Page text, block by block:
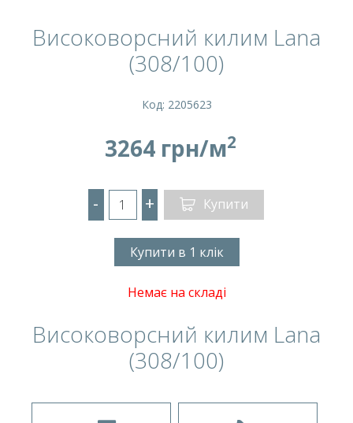
Високоворсний килим Lana
(308/100)
Код: 2205623
3264 грн/м2
- + Купити
Купити в 1 клік
Немає на складі
Високоворсний килим Lana
(308/100)